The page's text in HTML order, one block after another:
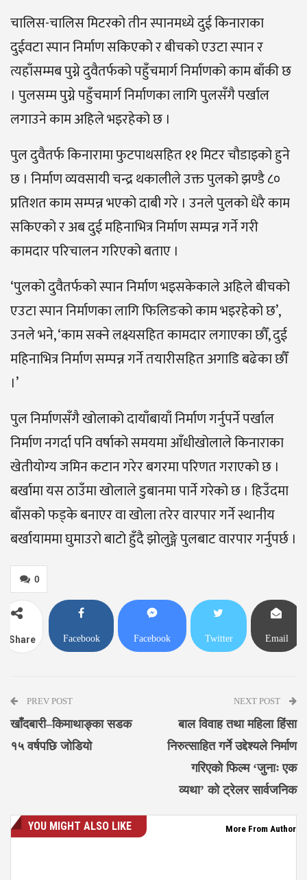
चालिस-चालिस मिटरको तीन स्पानमध्ये दुई किनाराका
दुईवटा स्पान निर्माण सकिएको र बीचको एउटा स्पान र
त्यहाँसम्मब पुग्ने दुवैतर्फको पहुँचमार्ग निर्माणको काम बाँकी छ
। पुलसम्म पुग्ने पहुँचमार्ग निर्माणका लागि पुलसँगै पर्खाल
लगाउने काम अहिले भइरहेको छ ।
पुल दुवैतर्फ किनारामा फुटपाथसहित ११ मिटर चौडाइको हुने
छ । निर्माण व्यवसायी चन्द्र थकालीले उक्त पुलको झण्डै ८०
प्रतिशत काम सम्पन्न भएको दाबी गरे । उनले पुलको धेरै काम
सकिएको र अब दुई महिनाभित्र निर्माण सम्पन्न गर्ने गरी
कामदार परिचालन गरिएको बताए ।
‘पुलको दुवैतर्फको स्पान निर्माण भइसकेकाले अहिले बीचको
एउटा स्पान निर्माणका लागि फिलिङको काम भइरहेको छ’,
उनले भने, ‘काम सक्ने लक्ष्यसहित कामदार लगाएका छौँ, दुई
महिनाभित्र निर्माण सम्पन्न गर्ने तयारीसहित अगाडि बढेका छौँ
।’
पुल निर्माणसँगै खोलाको दायाँबायाँ निर्माण गर्नुपर्ने पर्खाल
निर्माण नगर्दा पनि वर्षाको समयमा आँधीखोलाले किनाराका
खेतीयोग्य जमिन कटान गरेर बगरमा परिणत गराएको छ ।
बर्खामा यस ठाउँमा खोलाले डुबानमा पार्ने गरेको छ । हिउँदमा
बाँसको फड्के बनाएर वा खोला तरेर वारपार गर्ने स्थानीय
बर्खायाममा घुमाउरो बाटो हुँदै झोलुङ्गे पुलबाट वारपार गर्नुपर्छ ।
0
Share Facebook Facebook Twitter Email
PREV POST
खाँदबारी–किमाथाङ्का सडक
१५ वर्षपछि जोडियो
NEXT POST
बाल विवाह तथा महिला हिंसा
निरुत्साहित गर्ने उद्देश्यले निर्माण
गरिएको फिल्म ‘जुनाः एक
व्यथा’ को ट्रेलर सार्वजनिक
YOU MIGHT ALSO LIKE More From Author